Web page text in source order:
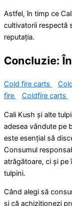
Astfel, în timp ce
cultivatorii respectă
reputația.
Concluzie:
Cold fire carts
fire
Coldfire carts
Cali Kush și alte
adesea vândute pe
este esențial să
Consumul
atrăgătoare, ci și pe
tulpini.
Când alegi să
și că achiziționezi